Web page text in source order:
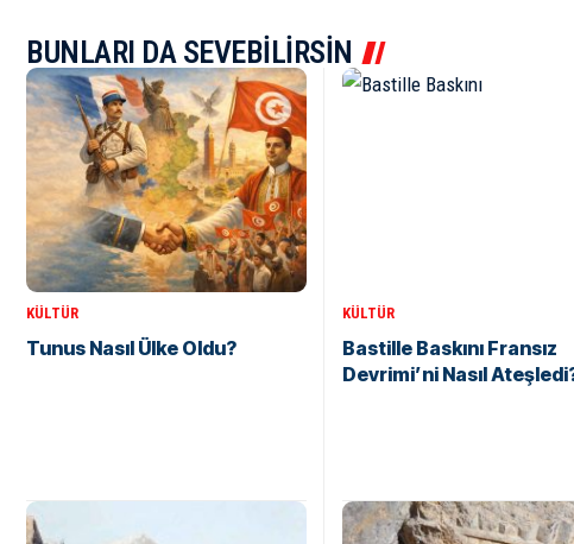
BUNLARI DA SEVEBİLİRSİN
KÜLTÜR
Tunus Nasıl Ülke Oldu?
KÜLTÜR
Bastille Baskını Fransız
Devrimi’ni Nasıl